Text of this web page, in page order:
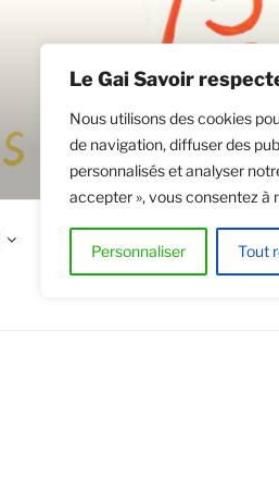
Le Gai Savoir
Nous utilisons des cookies
de navigation, diffuser des
personnalisés et analyser
accepter », vous consentez à
Personnaliser Tout